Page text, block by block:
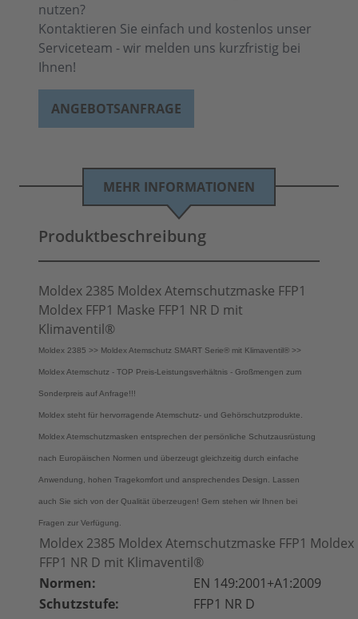
nutzen?
Kontaktieren Sie einfach und kostenlos unser
Serviceteam - wir melden uns kurzfristig bei
Ihnen!
ANGEBOTSANFRAGE
MEHR INFORMATIONEN
Produktbeschreibung
Moldex 2385 Moldex Atemschutzmaske FFP1
Moldex FFP1 Maske FFP1 NR D mit
Klimaventil®
Moldex 2385 >> Moldex Atemschutz SMART Serie® mit Klimaventil® >>
Moldex Atemschutz - TOP Preis-Leistungsverhältnis - Großmengen zum
Sonderpreis auf Anfrage!!!
Moldex steht für hervorragende Atemschutz- und Gehörschutzprodukte.
Moldex Atemschutzmasken entsprechen der persönliche Schutzausrüstung
nach Europäischen Normen und überzeugt gleichzeitig durch einfache
Anwendung, hohen Tragekomfort und ansprechendes Design. Lassen
auch Sie sich von der Qualität überzeugen! Gern stehen wir Ihnen bei
Fragen zur Verfügung.
Moldex 2385 Moldex Atemschutzmaske FFP1 Moldex
FFP1 NR D mit Klimaventil®
Normen:
EN 149:2001+A1:2009
Schutzstufe:
FFP1 NR D